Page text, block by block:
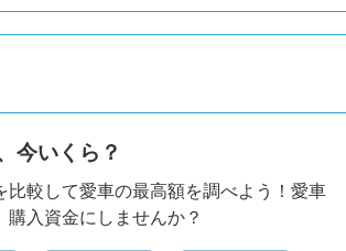
今いくら？
比較して愛車の最高額を調べよう！愛車
購入資金にしませんか？